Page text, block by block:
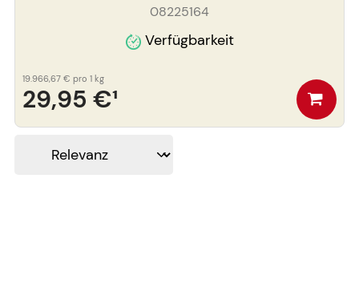
08225164
Verfügbarkeit
29,95 €¹
19.966,67 € pro 1 kg